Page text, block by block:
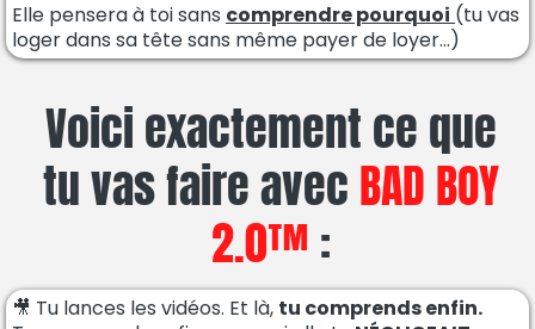
Elle pensera à toi sans comprendre pourquoi (tu vas
loger dans sa tête sans même payer de loyer...)
Voici exactement ce que
tu vas faire avecBAD BOY
2.0™ :
🎥 Tu lances les vidéos. Et là, tu comprends enfin.